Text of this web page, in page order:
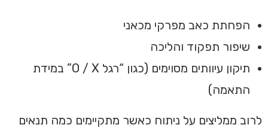
הפחתת כאב מפרקי מכאני
שיפור תפקוד והליכה
תיקון עיוותים מסוימים (כגון “רגל O / X” במידת
התאמה)
לרוב ממליצים על ניתוח כאשר מתקיימים כמה תנאים